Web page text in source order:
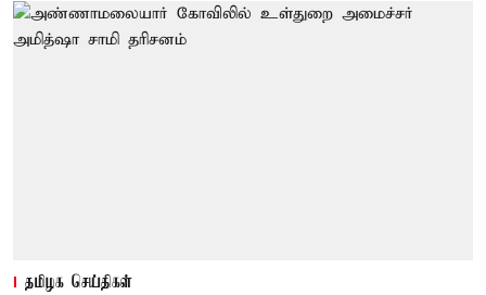
தமிழக செய்திகள்